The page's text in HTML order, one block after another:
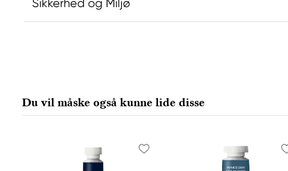
Sikkerhed og Miljø
1160 Köpenhamn K, Denmark
city@stelling.dk
Du vil måske også kunne lide disse